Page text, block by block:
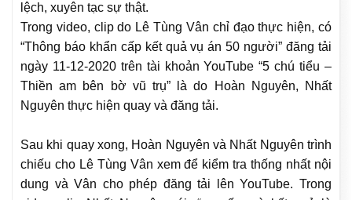
lệch, xuyên tạc sự thật.
Trong video, clip do Lê Tùng Vân chỉ đạo thực hiện, có
“Thông báo khẩn cấp kết quả vụ án 50 người” đăng tải
ngày 11-12-2020 trên tài khoản YouTube “5 chú tiểu –
Thiền am bên bờ vũ trụ” là do Hoàn Nguyên, Nhất
Nguyên thực hiện quay và đăng tải.
Sau khi quay xong, Hoàn Nguyên và Nhất Nguyên trình
chiếu cho Lê Tùng Vân xem để kiểm tra thống nhất nội
dung và Vân cho phép đăng tải lên YouTube. Trong